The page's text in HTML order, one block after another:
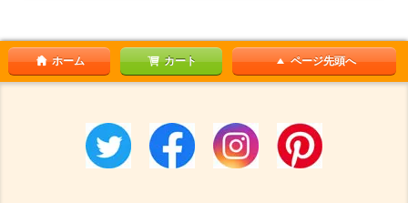
ホーム カート ページ先頭へ